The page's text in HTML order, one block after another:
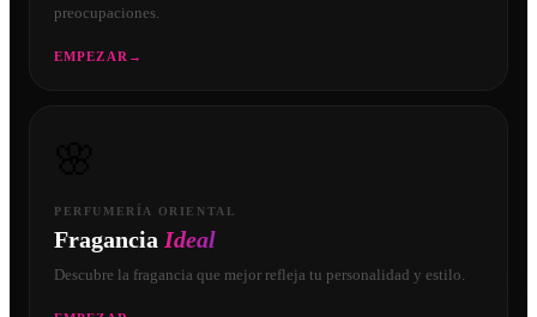
preocupaciones.
EMPEZAR →
PERFUMERÍA ORIENTAL
Fragancia Ideal
Descubre la fragancia que mejor refleja tu personalidad y estilo.